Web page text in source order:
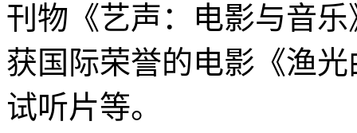
刊物《艺声：电影与音
获国际荣誉的电影《渔
试听片等。